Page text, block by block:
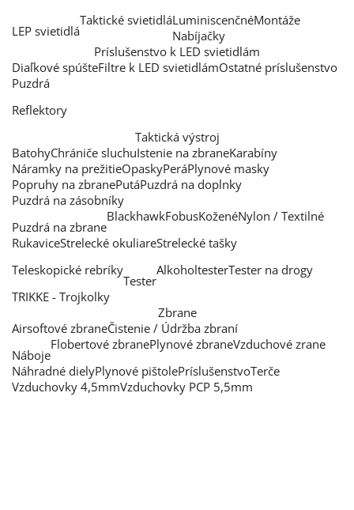
LEP svietidlá
Taktické svietidláLuminiscenčnéMontáže
Nabíjačky
Príslušenstvo k LED svietidlám
Diaľkové spúšteFiltre k LED svietidlámOstatné príslušenstvo
Puzdrá
Reflektory
Taktická výstroj
BatohyChrániče sluchuIstenie na zbraneKarabíny
Náramky na prežitieOpaskyPeráPlynové masky
Popruhy na zbranePutáPuzdrá na doplnky
Puzdrá na zásobníky
Puzdrá na zbrane
BlackhawkFobusKoženéNylon / Textilné
RukaviceStrelecké okuliareStrelecké tašky
Teleskopické rebríky
Tester
AlkoholtesterTester na drogy
TRIKKE - Trojkolky
Zbrane
Airsoftové zbraneČistenie / Údržba zbraní
Náboje
Flobertové zbranePlynové zbraneVzduchové zrane
Náhradné dielyPlynové pištolePríslušenstvoTerče
Vzduchovky 4,5mmVzduchovky PCP 5,5mm